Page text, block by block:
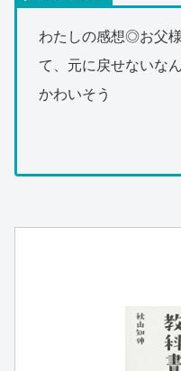
わたしの感想◎お父
て、元に戻せないな
かわいそう